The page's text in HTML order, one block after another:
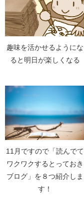
趣味を活かせるようにな
ると明日が楽しくなる
11月ですので「読んでて
ワクワクするとっておき
ブログ」を８つ紹介しま
す！